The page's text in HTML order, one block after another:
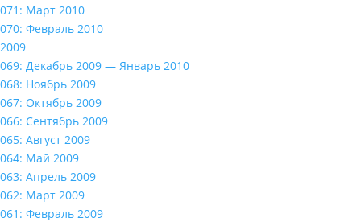
071: Март 2010
070: Февраль 2010
2009
069: Декабрь 2009 — Январь 2010
068: Ноябрь 2009
067: Октябрь 2009
066: Сентябрь 2009
065: Август 2009
064: Май 2009
063: Апрель 2009
062: Март 2009
061: Февраль 2009